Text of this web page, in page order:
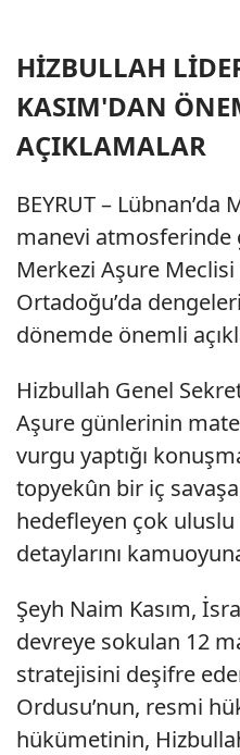
HİZBULLAH
KASIM'DAN
AÇIKLAMALAR
BEYRUT – Lübnan’da
manevi atmosferinde
Merkezi Aşure Meclisi
Ortadoğu’da
dönemde önemli
Hizbullah Genel
Aşure günlerinin
vurgu yaptığı
topyekûn bir iç
hedefleyen çok uluslu
detaylarını
Şeyh Naim Kasım,
devreye sokulan 12
stratejisini deşifre
Ordusu’nun, resmi
hükümetinin,